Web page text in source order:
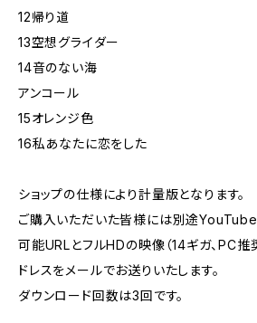
12帰り道
13空想グライダー
14音のない海
アンコール
15オレンジ色
16私あなたに恋をした
ショップの仕様により計量版となります。
ご購入いただいた皆様には別途
可能URLとフルHDの映像（14ギガ、PC推
ドレスをメールでお送りいたします。
ダウンロード回数は3回です。